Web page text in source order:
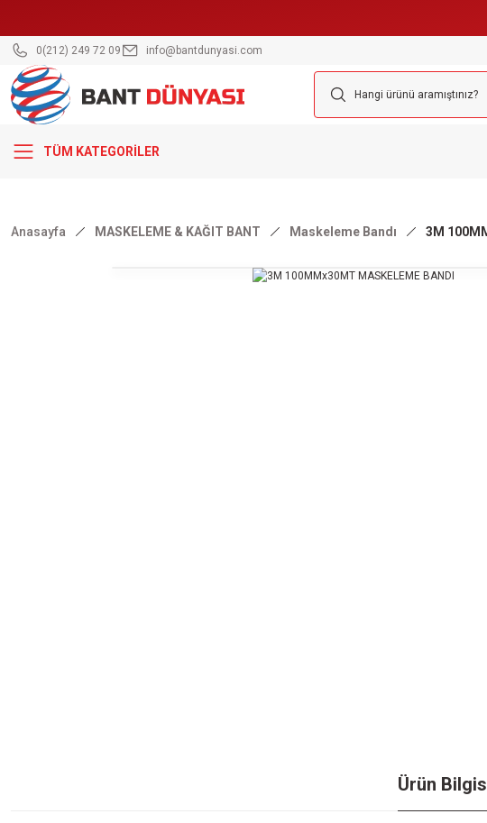
0(212) 249 72 09 info@bantdunyasi.com
TÜM KATEGORİLER
Anasayfa MASKELEME & KAĞIT BANT Maskeleme Bandı 3M
Ürün